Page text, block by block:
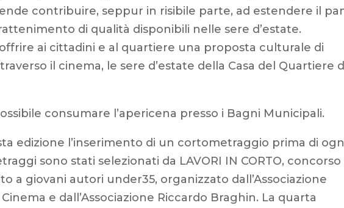
contribuire, seppur in risibile parte, ad estendere il
di qualità disponibili nelle sere d’estate.
ai cittadini e al quartiere una proposta culturale di
il cinema, le sere d’estate della Casa del Quartiere
consumare l’apericena presso i Bagni Municipali.
edizione l’inserimento di un cortometraggio prima di
sono stati selezionati da LAVORI IN CORTO, concorso
a giovani autori under35, organizzato dall’Associazione
e dall’Associazione Riccardo Braghin. La quarta